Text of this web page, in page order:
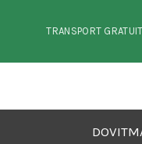
TRANSPORT